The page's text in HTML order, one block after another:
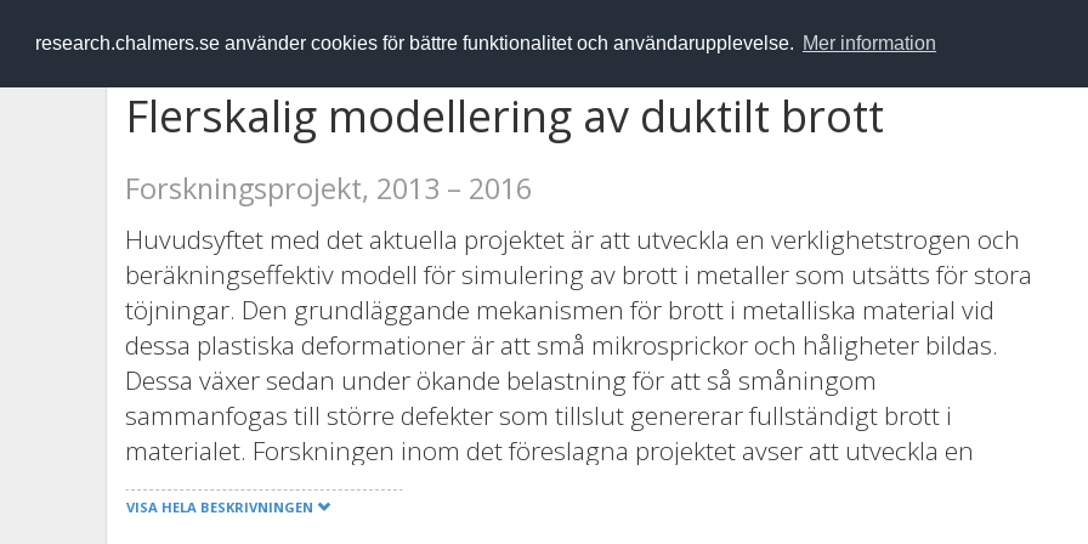
research.chalmers.se använder cookies för bättre funktionalitet och användarupplevelse. Mer information
RESEARCH.chalmers.se
Flerskalig modellering av duktilt brott
Forskningsprojekt, 2013 – 2016
Huvudsyftet med det aktuella projektet är att utveckla en verklighetstrogen och
beräkningseffektiv modell för simulering av brott i metaller som utsätts för stora
töjningar. Den grundläggande mekanismen för brott i metalliska material vid
dessa plastiska deformationer är att små mikrosprickor och håligheter bildas.
Dessa växer sedan under ökande belastning för att så småningom
sammanfogas till större defekter som tillslut genererar fullständigt brott i
materialet. Forskningen inom det föreslagna projektet avser att utveckla en
beräkningsmetod baserad på flerskalig modellering av denna brottprocess.
Flerskalig modellering innebär att materialbeteendet representeras på olika
VISA HELA BESKRIVNINGEN